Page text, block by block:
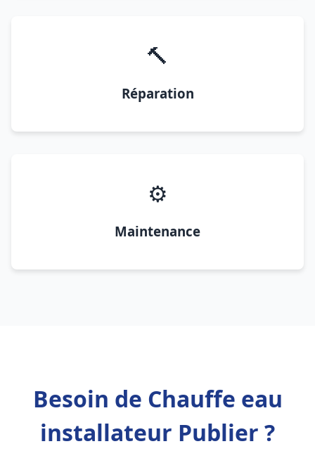
🔨
Réparation
⚙️
Maintenance
Besoin de Chauffe eau
installateur Publier ?